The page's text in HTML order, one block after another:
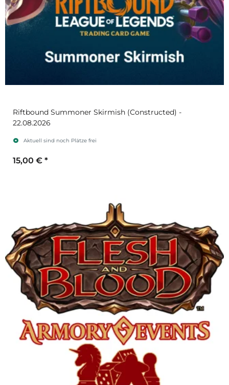
Riftbound Summoner Skirmish (Constructed) -
22.08.2026
Aktuell sind noch Plätze frei
15,00 € *